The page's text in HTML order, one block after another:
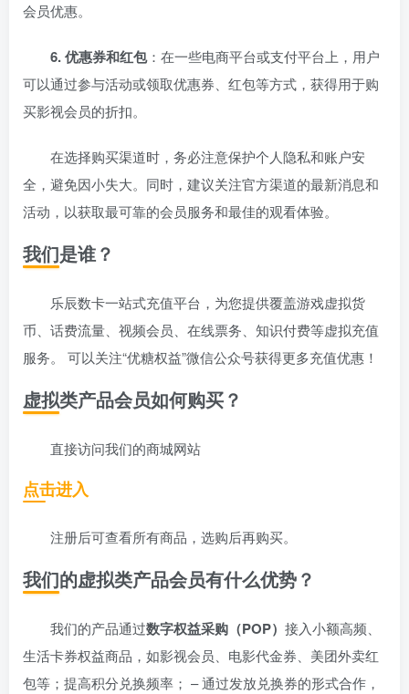
会员优惠。
6. 优惠券和红包：在一些电商平台或支付平台上，用户
可以通过参与活动或领取优惠券、红包等方式，获得用于购
买影视会员的折扣。
在选择购买渠道时，务必注意保护个人隐私和账户安
全，避免因小失大。同时，建议关注官方渠道的最新消息和
活动，以获取最可靠的会员服务和最佳的观看体验。
我们是谁？
乐辰数卡一站式充值平台，为您提供覆盖游戏虚拟货
币、话费流量、视频会员、在线票务、知识付费等虚拟充值
服务。 可以关注“优糖权益”微信公众号获得更多充值优惠！
虚拟类产品会员如何购买？
直接访问我们的商城网站
点击进入
注册后可查看所有商品，选购后再购买。
我们的虚拟类产品会员有什么优势？
我们的产品通过数字权益采购（POP） 接入小额高频、
生活卡券权益商品，如影视会员、电影代金券、美团外卖红
包等；提高积分兑换频率； – 通过发放兑换券的形式合作，